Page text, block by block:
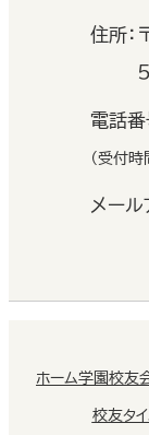
住所：
電話番
（受付
メール
ホーム学園校友
校友タ